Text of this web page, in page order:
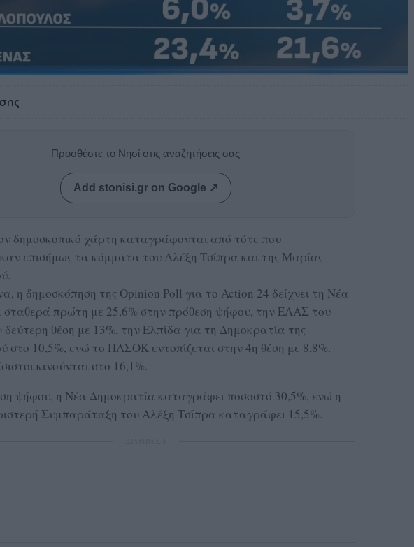
Προσθέστε το Νησί στις αναζητήσεις σας
Add stonisi.gr on Google ↗
δημοσκοπικό χάρτη καταγράφονται από τότε που
επισήμως τα κόμματα του Αλέξη Τσίπρα και της Μαρίας
η δημοσκόπηση της Opinion Poll για το Action 24 δείχνει τη Νέα
σταθερά πρώτη με 25,6% στην πρόθεση ψήφου, την ΕΛΑΣ του
θέση με 13%, την Ελπίδα για τη Δημοκρατία της
στο 10,5%, ενώ το ΠΑΣΟΚ εντοπίζεται στην 4η θέση με 8,8%.
κινούνται στο 16,1%.
ψήφου, η Νέα Δημοκρατία καταγράφει ποσοστό 30,5%, ενώ η
Συμπαράταξη του Αλέξη Τσίπρα καταγράφει 15,5%.